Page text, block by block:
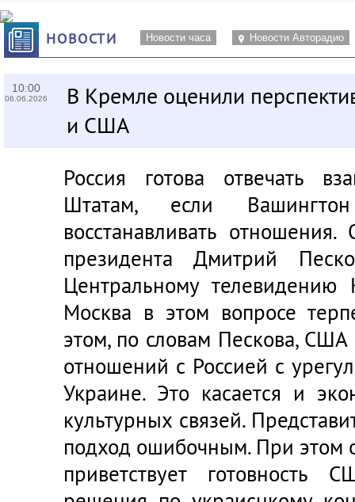
НОВОСТИ Новости часа Новости Авторадио
10:00
06.06.2026
В Кремле оценили
и США
Россия готова отвечать
Штатам, если
восстанавливать
президента Дмитрий
Центральному
Москва в этом вопросе
этом, по словам Пескова, США
отношений с Россией с
Украине. Это касается и
культурных связей.
подход ошибочным. При этом
приветствует